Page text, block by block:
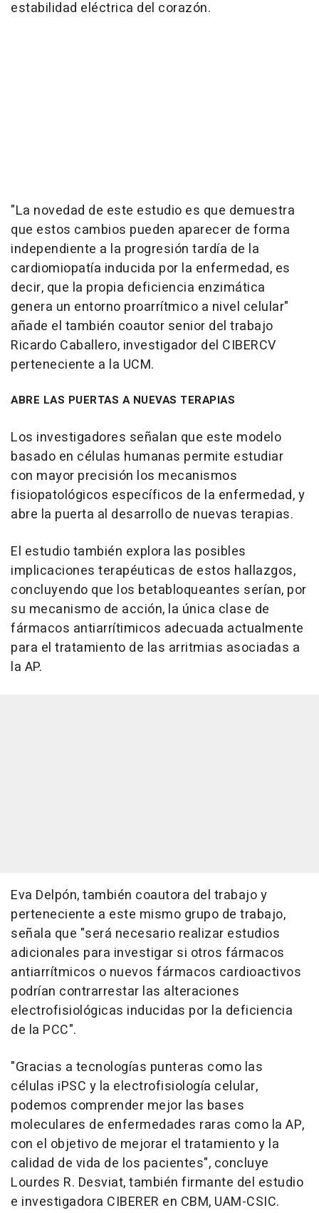
estabilidad eléctrica del corazón.
"La novedad de este estudio es que demuestra
que estos cambios pueden aparecer de forma
independiente a la progresión tardía de la
cardiomiopatía inducida por la enfermedad, es
decir, que la propia deficiencia enzimática
genera un entorno proarrítmico a nivel celular"
añade el también coautor senior del trabajo
Ricardo Caballero, investigador del CIBERCV
perteneciente a la UCM.
ABRE LAS PUERTAS A NUEVAS TERAPIAS
Los investigadores señalan que este modelo
basado en células humanas permite estudiar
con mayor precisión los mecanismos
fisiopatológicos específicos de la enfermedad, y
abre la puerta al desarrollo de nuevas terapias.
El estudio también explora las posibles
implicaciones terapéuticas de estos hallazgos,
concluyendo que los betabloqueantes serían, por
su mecanismo de acción, la única clase de
fármacos antiarrítimicos adecuada actualmente
para el tratamiento de las arritmias asociadas a
la AP.
Eva Delpón, también coautora del trabajo y
perteneciente a este mismo grupo de trabajo,
señala que "será necesario realizar estudios
adicionales para investigar si otros fármacos
antiarrítmicos o nuevos fármacos cardioactivos
podrían contrarrestar las alteraciones
electrofisiológicas inducidas por la deficiencia
de la PCC".
"Gracias a tecnologías punteras como las
células iPSC y la electrofisiología celular,
podemos comprender mejor las bases
moleculares de enfermedades raras como la AP,
con el objetivo de mejorar el tratamiento y la
calidad de vida de los pacientes", concluye
Lourdes R. Desviat, también firmante del estudio
e investigadora CIBERER en CBM, UAM-CSIC.